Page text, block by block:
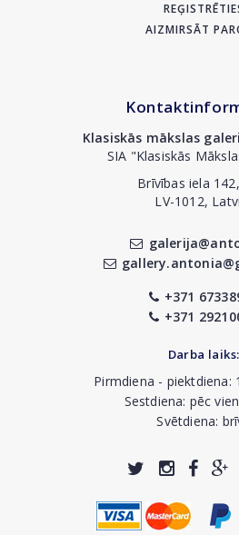
AIZMIRSĀT
Klasiskās mākslas
SIA "Klasiskās
Brīvības iela
LV-1012,
+371
+371
Darba laiks:
Pirmdiena - piektdiena:
Sestdiena: pēc
Svētdiena: